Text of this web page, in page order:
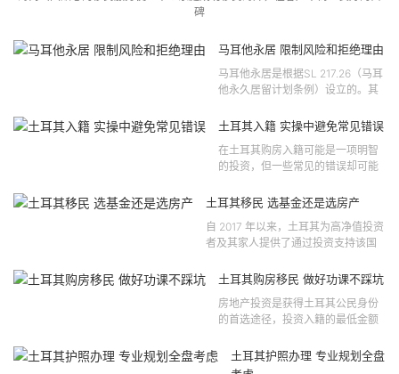
碑
马耳他永居 限制风险和拒绝理由
马耳他永居是根据SL 217.26（马耳
他永久居留计划条例）设立的。其
121 号法律公告，并随后根据2024
土耳其入籍 实操中避免常见错误
在土耳其购房入籍可能是一项明智
的投资，但一些常见的错误却可能
失。许多投资者轻信营销宣传或不
土耳其移民 选基金还是选房产
自 2017 年以来，土耳其为高净值投资
者及其家人提供了通过投资支持该国
会。 该计划的一大亮点在于其涵盖广
土耳其购房移民 做好功课不踩坑
房地产投资是获得土耳其公民身份
的首选途径，投资入籍的最低金额
二手房产。这一门槛自2019年调整
以来一直未变，适用于经持牌...
土耳其护照办理 专业规划全盘